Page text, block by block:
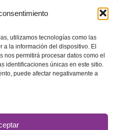
utilizamos tecnologías como las
a la información del dispositivo. El
permitirá procesar datos como el
identificaciones únicas en este sitio.
puede afectar negativamente a
privacidad